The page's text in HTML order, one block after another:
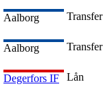
Aalborg Transfer
Aalborg Transfer
Degerfors IF Lån